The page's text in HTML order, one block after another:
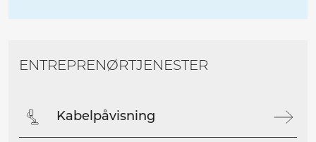
ENTREPRENØRTJENESTER
Kabelpåvisning